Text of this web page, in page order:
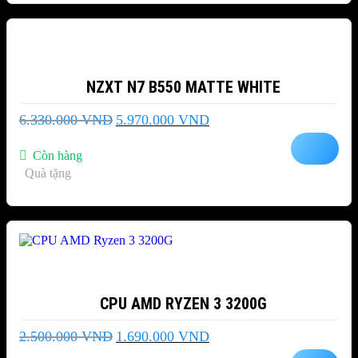
NZXT N7 B550 MATTE WHITE
6.330.000VND Giá
5.970.000 VNDGiá
Còn hàng
Quà tặng
CPU AMD RYZEN 3 3200G
2.500.000VND Giá
1.690.000 VNDGiá